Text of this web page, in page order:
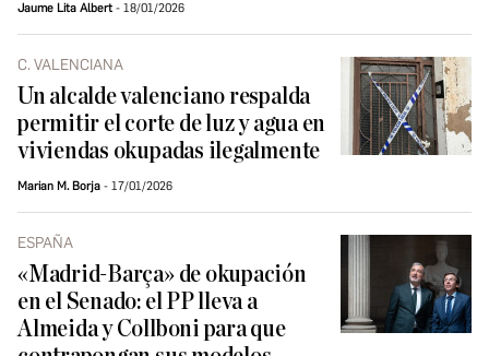
Jaume Lita Albert 18/01/2026
C. VALENCIANA
Un alcalde valenciano respalda
permitir el corte de luz y agua en
viviendas okupadas ilegalmente
Marian M. Borja 17/01/2026
ESPAÑA
«Madrid-Barça» de okupación
en el Senado: el PP lleva a
Almeida y Collboni para que